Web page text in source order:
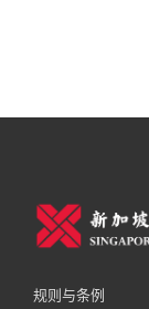
规则与条例